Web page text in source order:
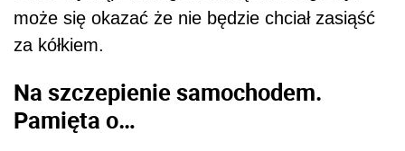
może się okazać że nie będzie chciał zasiąść
za kółkiem.
Na szczepienie samochodem.
Pamięta o…